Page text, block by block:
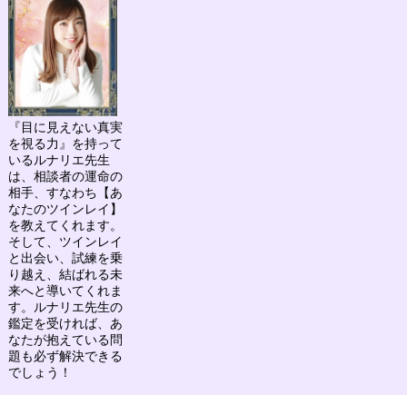
『目に見えない真実
を視る力』を持って
いるルナリエ先生
は、相談者の運命の
相手、すなわち 【あ
なたのツインレイ】
を教えてくれます。
そして、ツインレイ
と出会い、試練を乗
り越え、結ばれる未
来へと導いてくれま
す。ルナリエ先生の
鑑定を受ければ、あ
なたが抱えている問
題も必ず解決できる
でしょう！